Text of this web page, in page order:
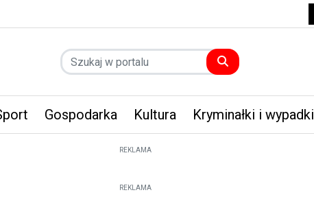
Gospodarka Kultura Kryminałki i wypadki
REKLAMA
REKLAMA